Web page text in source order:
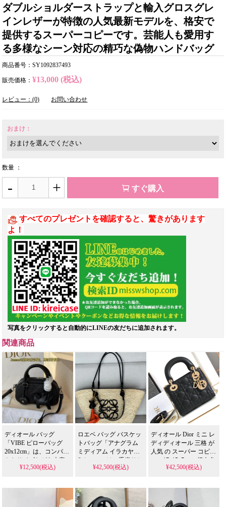
ダブルショルダーストラップと輸入グロスグレ
インレザーが特徴の人気最新モデルを、格安で
提供するスーパーコピーです。芸能人も愛用す
る多様なシーン対応の精巧な偽物ハンドバッグ
商品番号：SY1092837493
販売価格： ¥13,000 (税込)
レビュー：(0) お問い合わせ
おまけ：
数量 ：
- + すぐ購入
すべてのプレゼントを確認すると、驚きがあります
よ！
写真をクリックすると自動的にLINEの友だちに追加されます。
関連商品
ディオール バッグ
「VIBE ピローバッグ
20x12cm」は、コンパク
トなサイズながら大容
量を実現した人気モデ
ベルの高品質スーパー
¥12,500(税込)
ロエベ バッグ バスケッ
トバッグ「アナグラム
ミディアム イラカヤシ
&カーフ」は、手織りと
カーフスキンを使用し
精巧なスーパーコピー
品が格安で入手可能な
¥42,500(税込)
ディオール Dior ミニ レ
ディディオール 三格 が
人気 の スーパー コピ
ー。17x15x7cmの奶白色
羊皮革を輸入素材・設
ップ搭載モデルを 格安
で提供し、芸能人 スタ
¥42,500(税込)